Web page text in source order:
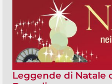
Leggende di Natale